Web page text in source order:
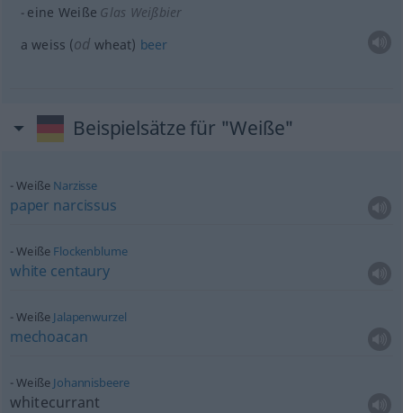
eine Weiße Glas Weißbier
a weiss (od wheat) beer
Beispielsätze für "Weiße"
Weiße Narzisse
paper narcissus
Weiße Flockenblume
white centaury
Weiße Jalapenwurzel
mechoacan
Weiße Johannisbeere
whitecurrant